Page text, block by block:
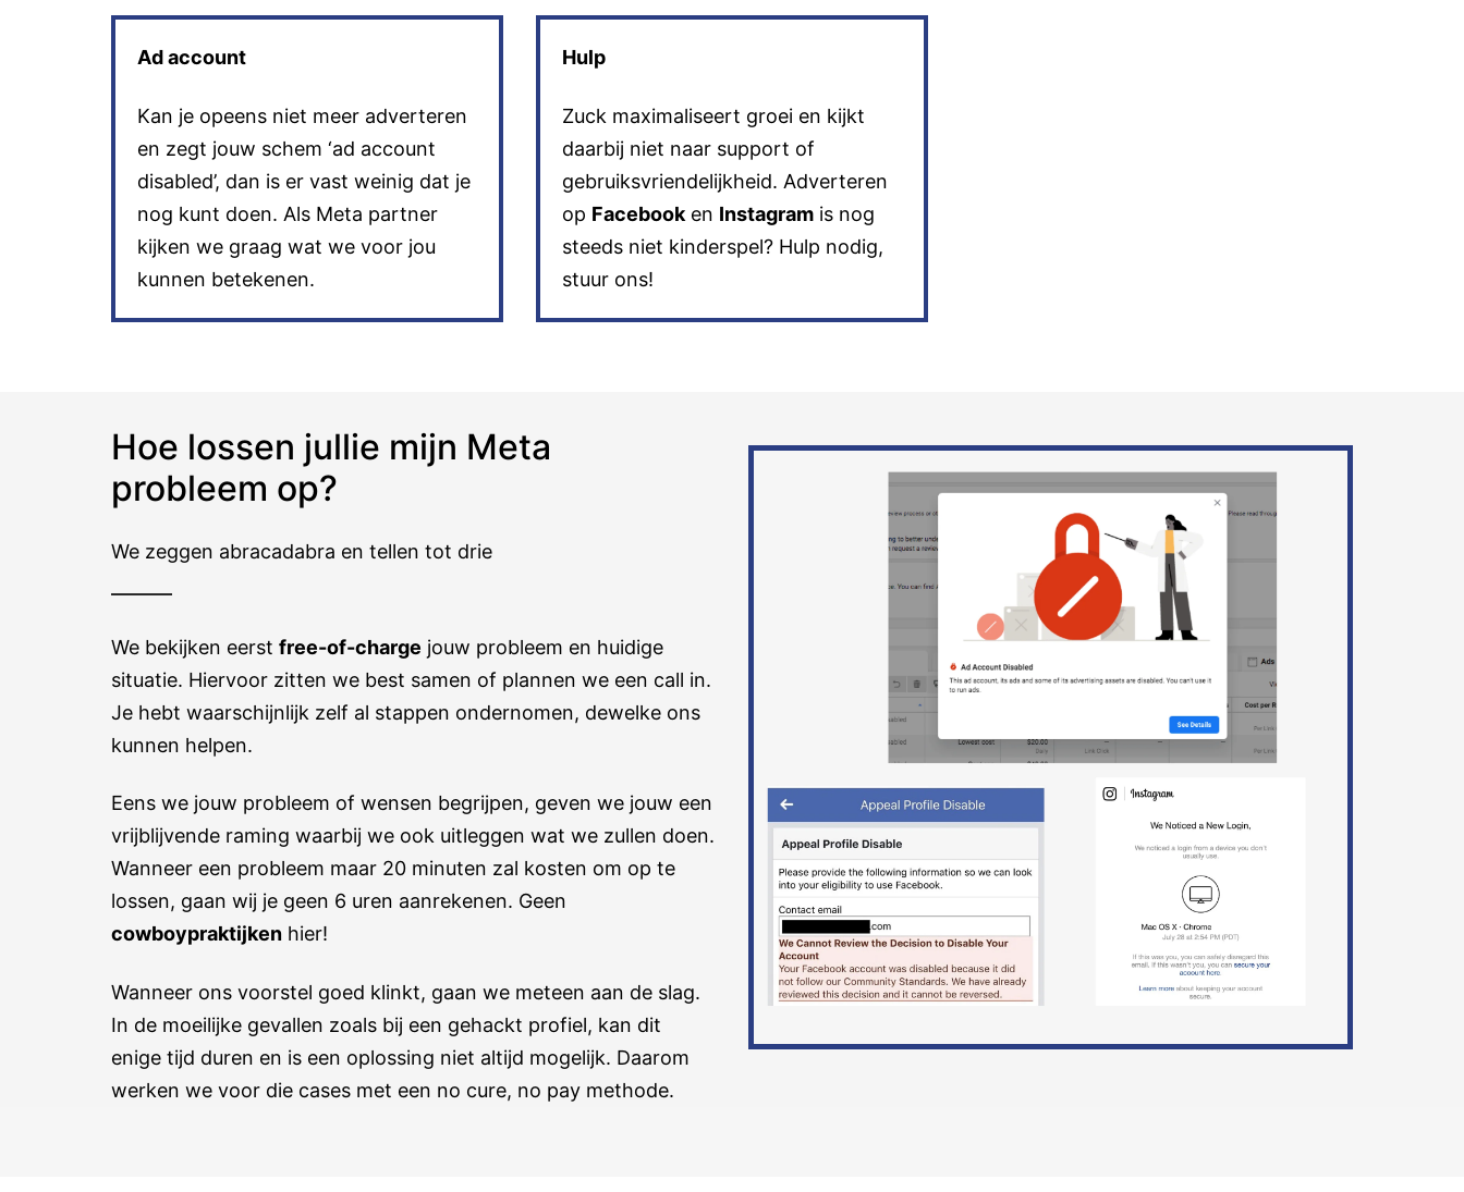
Ad account
Kan je opeens niet meer adverteren
en zegt jouw schem ‘ad account
disabled’, dan is er vast weinig dat je
nog kunt doen. Als Meta partner
kijken we graag wat we voor jou
kunnen betekenen.
Hulp
Zuck maximaliseert groei en kijkt
daarbij niet naar support of
gebruiksvriendelijkheid. Adverteren
op Facebook en Instagram is nog
steeds niet kinderspel? Hulp nodig,
stuur ons!
Hoe lossen jullie mijn Meta
probleem op?
We zeggen abracadabra en tellen tot drie
We bekijken eerst free-of-charge jouw probleem en huidige
situatie. Hiervoor zitten we best samen of plannen we een call in.
Je hebt waarschijnlijk zelf al stappen ondernomen, dewelke ons
kunnen helpen.
Eens we jouw probleem of wensen begrijpen, geven we jouw een
vrijblijvende raming waarbij we ook uitleggen wat we zullen doen.
Wanneer een probleem maar 20 minuten zal kosten om op te
lossen, gaan wij je geen 6 uren aanrekenen. Geen
cowboypraktijken hier!
Wanneer ons voorstel goed klinkt, gaan we meteen aan de slag.
In de moeilijke gevallen zoals bij een gehackt profiel, kan dit
enige tijd duren en is een oplossing niet altijd mogelijk. Daarom
werken we voor die cases met een no cure, no pay methode.